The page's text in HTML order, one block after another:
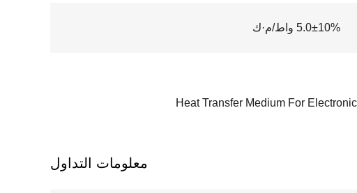
5.0±10% واط/م·ك
معلومات التداول